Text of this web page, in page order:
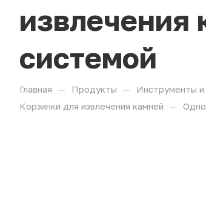
извлечения
системой
Главная — Продукты — Инструменты и
Корзинки для извлечения камней
—